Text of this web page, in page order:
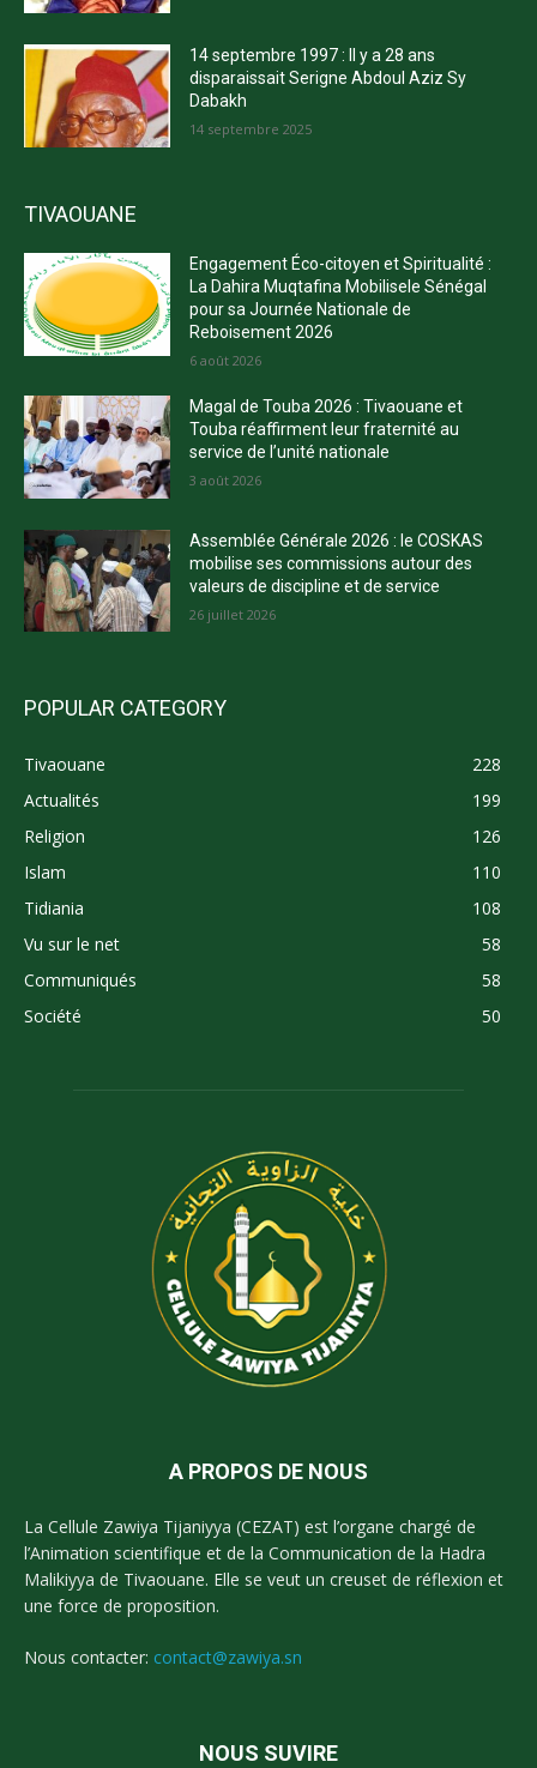
14 septembre 1997 : Il y a 28 ans
disparaissait Serigne Abdoul Aziz Sy
Dabakh
14 septembre 2025
TIVAOUANE
Engagement Éco-citoyen et Spiritualité :
La Dahira Muqtafina Mobilisele Sénégal
pour sa Journée Nationale de
Reboisement 2026
6 août 2026
Magal de Touba 2026 : Tivaouane et
Touba réaffirment leur fraternité au
service de l’unité nationale
3 août 2026
Assemblée Générale 2026 : le COSKAS
mobilise ses commissions autour des
valeurs de discipline et de service
26 juillet 2026
POPULAR CATEGORY
Tivaouane
228
Actualités
199
Religion
126
Islam
110
Tidiania
108
Vu sur le net
58
Communiqués
58
Société
50
A PROPOS DE NOUS
La Cellule Zawiya Tijaniyya (CEZAT) est l’organe chargé de
l’Animation scientifique et de la Communication de la Hadra
Malikiyya de Tivaouane. Elle se veut un creuset de réflexion et
une force de proposition.
Nous contacter: contact@zawiya.sn
NOUS SUVIRE